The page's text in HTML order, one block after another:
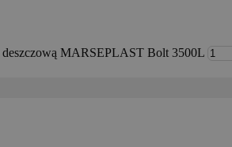
MARSEPLAST Bolt 3500L